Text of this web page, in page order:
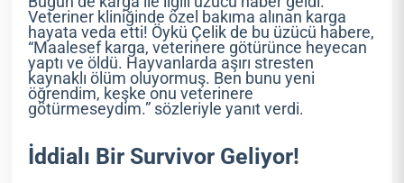
Veteriner kliniğinde özel bakıma alınan karga
hayata veda etti! Öykü Çelik de bu üzücü habere,
“Maalesef karga, veterinere götürünce heyecan
yaptı ve öldü. Hayvanlarda aşırı stresten
kaynaklı ölüm oluyormuş. Ben bunu yeni
öğrendim, keşke onu veterinere
götürmeseydim.” sözleriyle yanıt verdi.
İddialı Bir Survivor Geliyor!